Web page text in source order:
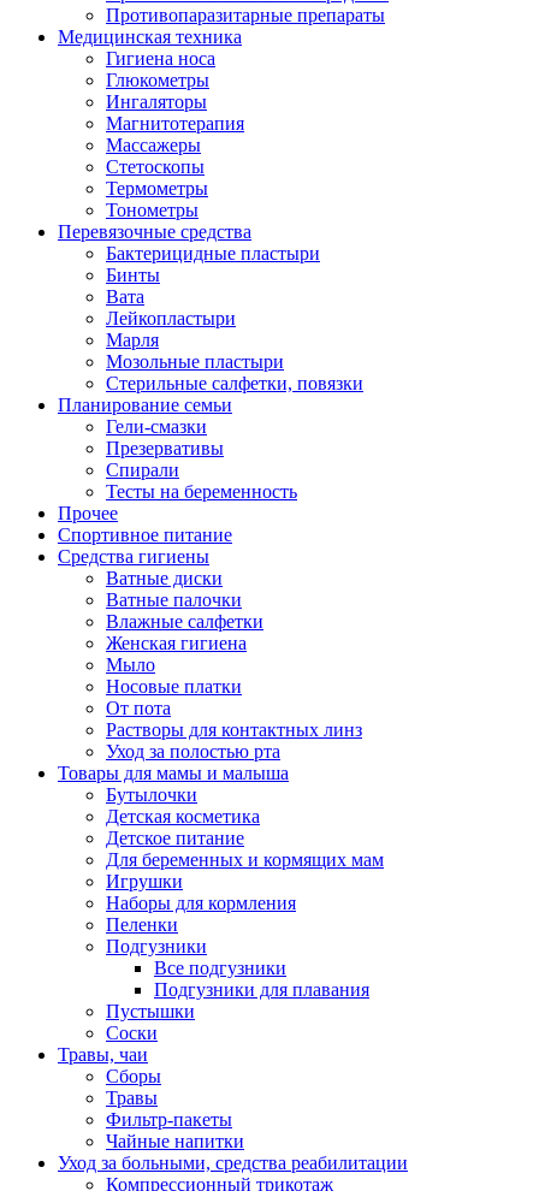
Противопаразитарные препараты
Медицинская техника
Гигиена носа
Глюкометры
Ингаляторы
Магнитотерапия
Массажеры
Стетоскопы
Термометры
Тонометры
Перевязочные средства
Бактерицидные пластыри
Бинты
Вата
Лейкопластыри
Марля
Мозольные пластыри
Стерильные салфетки, повязки
Планирование семьи
Гели-смазки
Презервативы
Спирали
Тесты на беременность
Прочее
Спортивное питание
Средства гигиены
Ватные диски
Ватные палочки
Влажные салфетки
Женская гигиена
Мыло
Носовые платки
От пота
Растворы для контактных линз
Уход за полостью рта
Товары для мамы и малыша
Бутылочки
Детская косметика
Детское питание
Для беременных и кормящих мам
Игрушки
Наборы для кормления
Пеленки
Подгузники
Все подгузники
Подгузники для плавания
Пустышки
Соски
Травы, чаи
Сборы
Травы
Фильтр-пакеты
Чайные напитки
Уход за больными, средства реабилитации
Компрессионный трикотаж